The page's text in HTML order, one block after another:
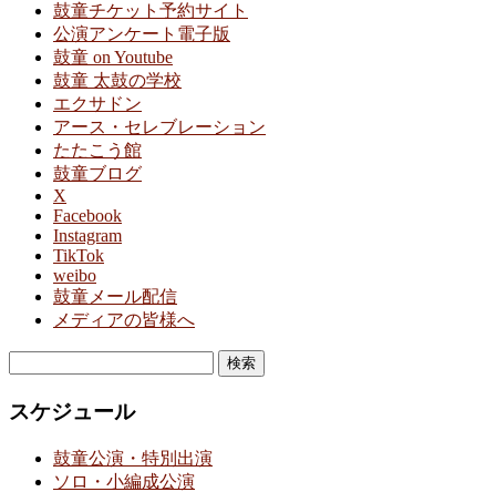
鼓童チケット予約サイト
公演アンケート電子版
鼓童 on Youtube
鼓童 太鼓の学校
エクサドン
アース・セレブレーション
たたこう館
鼓童ブログ
X
Facebook
Instagram
TikTok
weibo
鼓童メール配信
メディアの皆様へ
スケジュール
鼓童公演・特別出演
ソロ・小編成公演